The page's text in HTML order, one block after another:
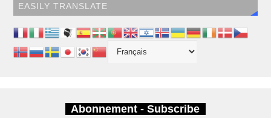
EASILY TRANSLATE
Abonnement - Subscribe